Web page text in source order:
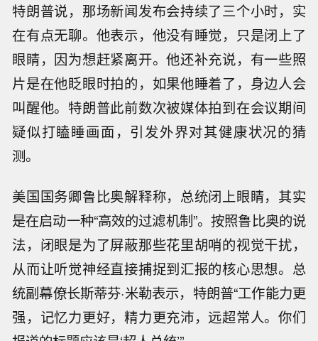
特朗普说，那场新闻发布会持续了三个小时，实
在有点无聊。他表示，他没有睡觉，只是闭上了
眼睛，因为想赶紧离开。他还补充说，有一些照
片是在他眨眼时拍的，如果他睡着了，身边人会
叫醒他。特朗普此前数次被媒体拍到在会议期间
疑似打瞌睡画面，引发外界对其健康状况的猜
测。
美国国务卿鲁比奥解释称，总统闭上眼睛，其实
是在启动一种“高效的过滤机制”。按照鲁比奥的说
法，闭眼是为了屏蔽那些花里胡哨的视觉干扰，
从而让听觉神经直接捕捉到汇报的核心思想。总
统副幕僚长斯蒂芬·米勒表示，特朗普“工作能力更
强，记忆力更好，精力更充沛，远超常人。你们